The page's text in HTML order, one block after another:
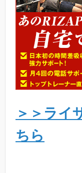
＞＞ライ
ちら